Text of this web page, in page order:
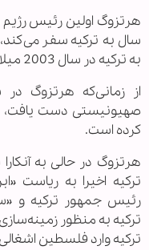
سال به ترکیه سفر
به ترکیه در سال 2003 میلادی بود.
از زمانی‌که هرتزوگ
صهیونیستی دست یافت،
کرده است.
هرتزوگ در حالی به
ترکیه اخیرا به ریاست
رئیس جمهور ترکیه و
ترکیه به منظور
ترکیه وارد فلسطین